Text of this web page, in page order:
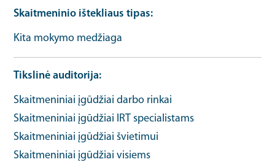
Skaitmeninio ištekliaus tipas
Kita mokymo medžiaga
Tikslinė auditorija
Skaitmeniniai įgūdžiai darbo rinkai
Skaitmeniniai įgūdžiai IRT specialistams
Skaitmeniniai įgūdžiai švietimui
Skaitmeniniai įgūdžiai visiems